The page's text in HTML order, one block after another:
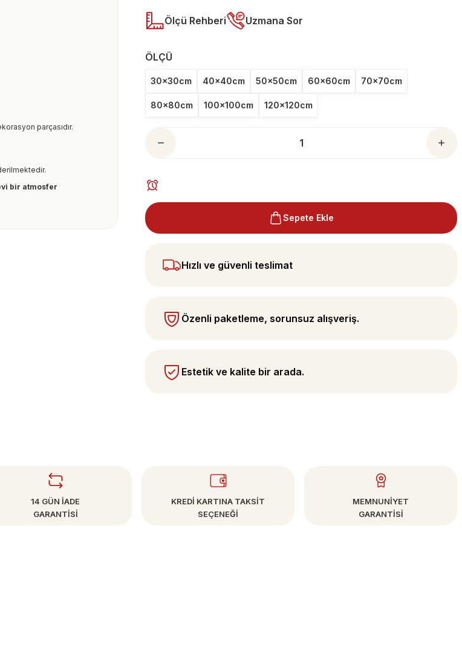
parçasıdır.
bir atmosfer
Ölçü Rehberi Uzmana Sor
ÖLÇÜ
30x30cm 40x40cm 50x50cm 60x60cm 70x70cm
80x80cm 100x100cm 120x120cm
Sepete Ekle
Hızlı ve güvenli teslimat
Özenli paketleme, sorunsuz alışveriş.
Estetik ve kalite bir arada.
14 GÜN İADE
GARANTİSİ
KREDİ KARTINA TAKSİT
SEÇENEĞİ
MEMNUNİYET
GARANTİSİ